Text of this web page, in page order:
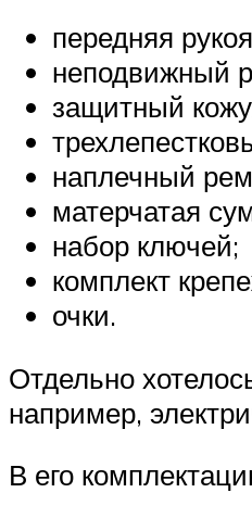
передняя
неподвижный
защитный
наплечный
матерчатая
набор ключей;
комплект
очки.
Отдельно
например,
В его